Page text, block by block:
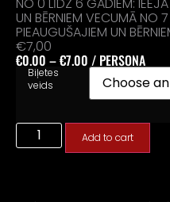
UN BĒRNIEM VECUMĀ NO
PIEAUGUŠAJIEM UN
€7,00
€0.00 –€7.00 / PERSONA
Biļetes
veids
Add to cart
ABAS SPĒLES
KOPĀ
abas spēles -
"Maršruta
spēlē" izpētiet